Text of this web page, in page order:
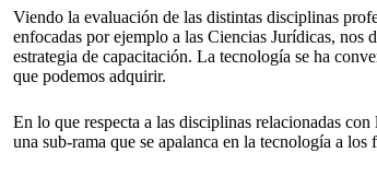
Viendo la evaluación de las distintas disciplinas
enfocadas por ejemplo a las Ciencias Jurídicas, nos
estrategia de capacitación. La tecnología se ha
que podemos adquirir.
En lo que respecta a las disciplinas relacionadas
una sub-rama que se apalanca en la tecnología a